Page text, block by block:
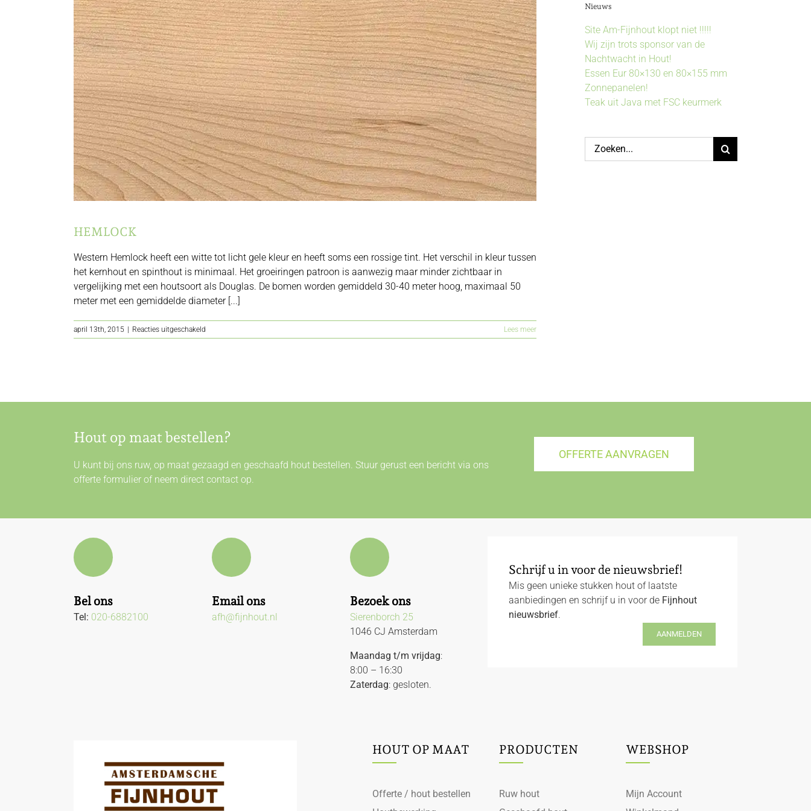
HEMLOCK
Western Hemlock heeft een witte tot licht gele kleur en heeft soms een rossige tint. Het verschil in kleur tussen
het kernhout en spinthout is minimaal. Het groeiringen patroon is aanwezig maar minder zichtbaar in
vergelijking met een houtsoort als Douglas. De bomen worden gemiddeld 30-40 meter hoog, maximaal 50
meter met een gemiddelde diameter [...]
april 13th, 2015 | Reacties uitgeschakeld
Hemlock
Lees meer
Nieuws
Site Am-Fijnhout klopt niet !!!!!
Wij zijn trots sponsor van de
Nachtwacht in Hout!
Essen Eur 80×130 en 80×155 mm
Zonnepanelen!
Teak uit Java met FSC keurmerk
Zoeken
Hout op maat bestellen?
U kunt bij ons ruw, op maat gezaagd en geschaafd hout bestellen. Stuur gerust een bericht via ons
offerte formulier of neem direct contactop.
OFFERTE AANVRAGEN
Bel ons
Tel: 020-6882100
Email ons
afh@fijnhout.nl
Bezoek ons
Sierenborch 25
1046 CJ Amsterdam
Maandag t/m vrijdag:
8:00 – 16:30
Zaterdag: gesloten.
Schrijf u in voor de nieuwsbrief!
Mis geen unieke stukken hout of laatste
aanbiedingen en schrijf u in voor de Fijnhout
nieuwsbrief.
AANMELDEN
HOUT OP MAAT
Offerte / hout bestellen
PRODUCTEN
Ruw hout
WEBSHOP
Mijn Account